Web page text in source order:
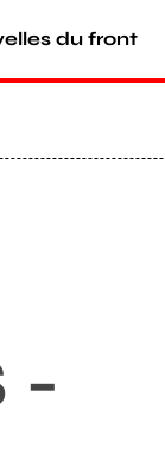
du front
-